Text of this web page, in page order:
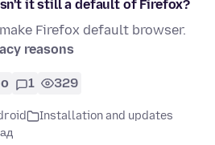
it still a default of Firefox?
Firefox default browser.
reasons
1 329
Installation and updates